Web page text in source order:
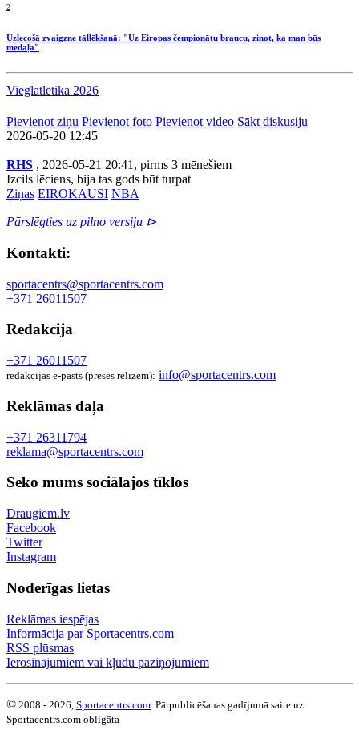
2
Uzlecošā zvaigzne tāllēkšanā: "Uz Eiropas čempionātu braucu, zinot, ka man būs
medaļa"
Vieglatlētika 2026
Pievienot ziņu Pievienot foto Pievienot video Sākt diskusiju
2026-05-20 12:45
RHS , 2026-05-21 20:41, pirms 3 mēnešiem
Izcils lēciens, bija tas gods būt turpat
Ziņas EIROKAUSI NBA
Pārslēgties uz pilno versiju ⊳
Kontakti:
sportacentrs@sportacentrs.com
+371 26011507
Redakcija
+371 26011507
redakcijas e-pasts (preses relīzēm): info@sportacentrs.com
Reklāmas daļa
+371 26311794
reklama@sportacentrs.com
Seko mums sociālajos tīklos
Draugiem.lv
Facebook
Twitter
Instagram
Noderīgas lietas
Reklāmas iespējas
Informācija par Sportacentrs.com
RSS plūsmas
Ierosinājumiem vai kļūdu paziņojumiem
© 2008 - 2026, Sportacentrs.com . Pārpublicēšanas gadījumā saite uz
Sportacentrs.com obligāta